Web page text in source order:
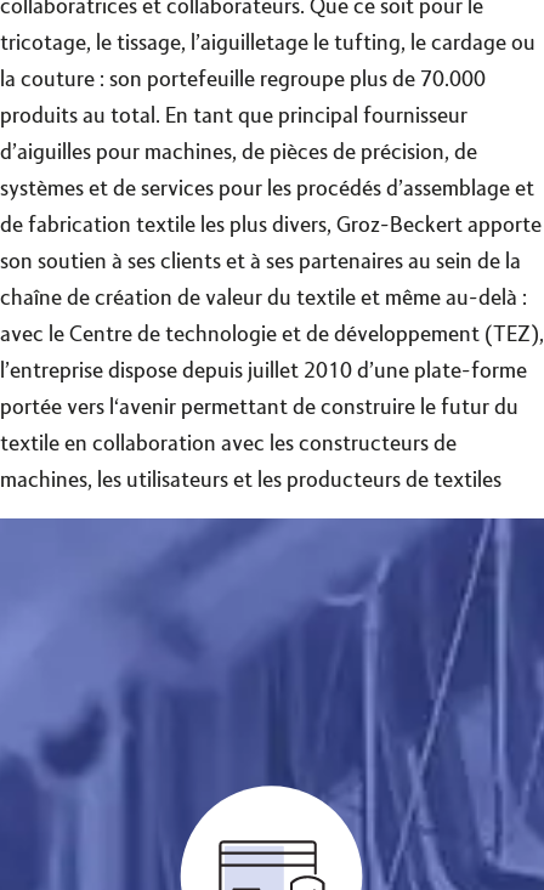
collaboratrices et collaborateurs. Que ce soit pour le
tricotage, le tissage, l’aiguilletage le tufting, le cardage ou
la couture : son portefeuille regroupe plus de 70.000
produits au total. En tant que principal fournisseur
d’aiguilles pour machines, de pièces de précision, de
systèmes et de services pour les procédés d’assemblage et
de fabrication textile les plus divers, Groz-Beckert apporte
son soutien à ses clients et à ses partenaires au sein de la
chaîne de création de valeur du textile et même au-delà :
avec le Centre de technologie et de développement (TEZ),
l’entreprise dispose depuis juillet 2010 d’une plate-forme
portée vers l‘avenir permettant de construire le futur du
textile en collaboration avec les constructeurs de
machines, les utilisateurs et les producteurs de textiles